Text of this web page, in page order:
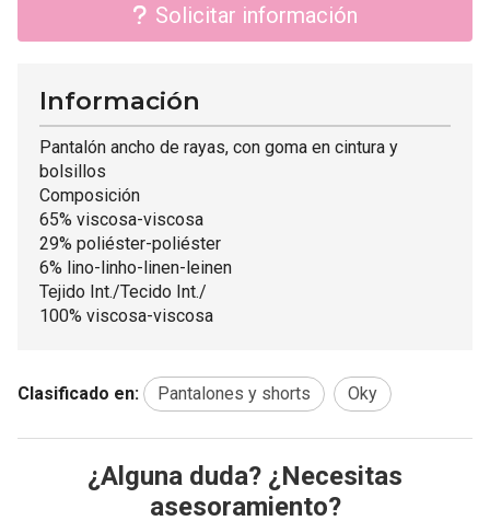
Solicitar información
Información
Pantalón ancho de rayas, con goma en cintura y
bolsillos
Composición
65% viscosa-viscosa
29% poliéster-poliéster
6% lino-linho-linen-leinen
Tejido Int./Tecido Int./
100% viscosa-viscosa
Clasificado en: Pantalones y shorts Oky
¿Alguna duda? ¿Necesitas
asesoramiento?